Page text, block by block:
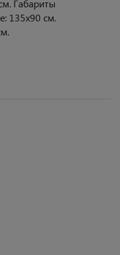
Габариты
135х90 см.